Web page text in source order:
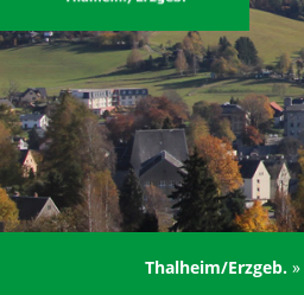
Thalheim/Erzgeb. »